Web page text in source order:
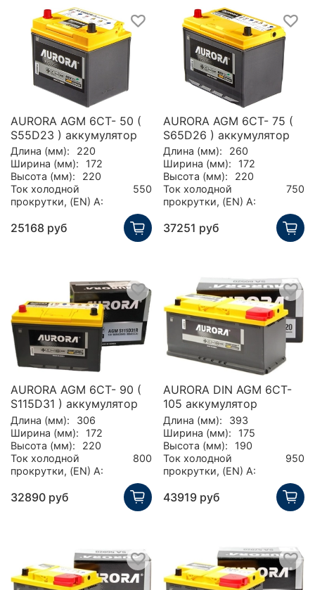
AURORA AGM 6CT- 50 (
S55D23 ) аккумулятор
Длина (мм):
220
Ширина (мм):
172
Высота (мм):
220
Ток холодной
прокрутки, (EN) А:
550
25168 руб
AURORA AGM 6CT- 75 (
S65D26 ) аккумулятор
Длина (мм):
260
Ширина (мм):
172
Высота (мм):
220
Ток холодной
прокрутки, (EN) А:
750
37251 руб
AURORA AGM 6CT- 90 (
S115D31 ) аккумулятор
Длина (мм):
306
Ширина (мм):
172
Высота (мм):
220
Ток холодной
прокрутки, (EN) А:
800
32890 руб
AURORA DIN AGM 6CT-
105 аккумулятор
Длина (мм):
393
Ширина (мм):
175
Высота (мм):
190
Ток холодной
прокрутки, (EN) А:
950
43919 руб